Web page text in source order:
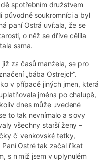
spotřebním družstvem
původně soukromníci a byli
paní Ostrá uvítala, že se
o něž se dříve dělila
sama.
za časů manžela, se pro
„bába Ostrejch“.
v případě jiných jmen, která
jména po chalupě,
dnes může uvedené
to tak nevnímalo a slovy
všechny starší ženy –
či venkovské tetky,
Ostré tak začal říkat
s nimiž jsem v uplynulém